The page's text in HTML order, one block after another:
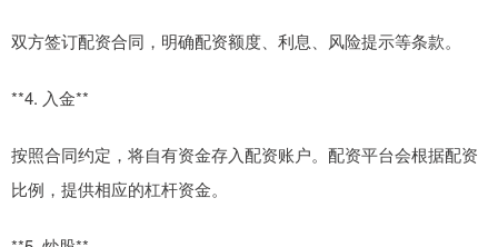
双方签订配资合同，明确配资额度、利息、风险提示等条款。
**4. 入金**
按照合同约定，将自有资金存入配资账户。配资平台会根据配资
比例，提供相应的杠杆资金。